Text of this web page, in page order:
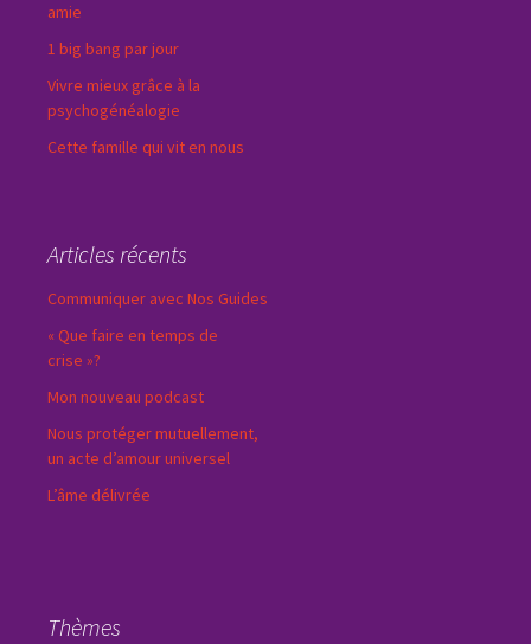
amie
1 big bang par jour
Vivre mieux grâce à la
psychogénéalogie
Cette famille qui vit en nous
Articles récents
Communiquer avec Nos Guides
« Que faire en temps de
crise »?
Mon nouveau podcast
Nous protéger mutuellement,
un acte d’amour universel
L’âme délivrée
Thèmes